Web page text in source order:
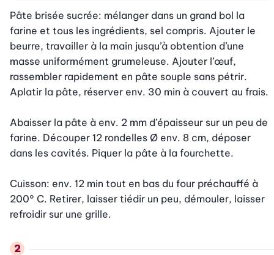
Pâte brisée sucrée: mélanger dans un grand bol la
farine et tous les ingrédients, sel compris. Ajouter le
beurre, travailler à la main jusqu’à obtention d’une
masse uniformément grumeleuse. Ajouter l’œuf,
rassembler rapidement en pâte souple sans pétrir.
Aplatir la pâte, réserver env. 30 min à couvert au frais.
Abaisser la pâte à env. 2 mm d’épaisseur sur un peu de
farine. Découper 12 rondelles Ø env. 8 cm, déposer
dans les cavités. Piquer la pâte à la fourchette.
Cuisson: env. 12 min tout en bas du four préchauffé à
200° C. Retirer, laisser tiédir un peu, démouler, laisser
refroidir sur une grille.